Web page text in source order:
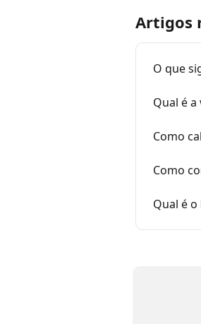
Artigos
O que
Qual é
Como
Como
Qual é